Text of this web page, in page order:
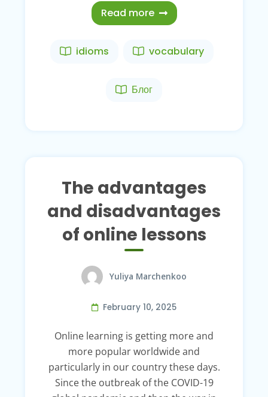
Read more
idioms vocabulary
Блог
The advantages
and disadvantages
of online lessons
Yuliya Marchenkoo
February 10, 2025
Online learning is getting more and
more popular worldwide and
particularly in our country these days.
Since the outbreak of the COVID-19